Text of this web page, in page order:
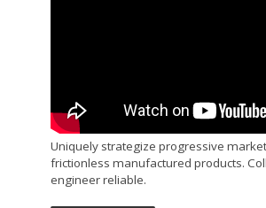
Uniquely strategize progressive
frictionless manufactured products.
engineer reliable.